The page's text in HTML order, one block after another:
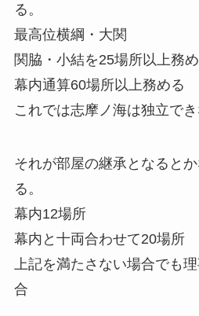
る。
最高位横綱・大関
関脇・小結を25場所以上務
幕内通算60場所以上務める
これでは志摩ノ海は独立でき
それが部屋の継承となると
る。
幕内12場所
幕内と十両合わせて20場所
上記を満たさない場合でも
合